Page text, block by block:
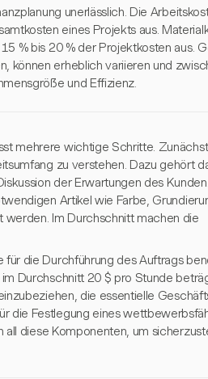
unerlässlich. Die
eines Projekts aus.
% bis 20 % der Projektkosten aus.
können erheblich variieren und
und Effizienz.
mehrere wichtige Schritte.
zu verstehen. Dazu gehört
der Erwartungen des
Artikel wie Farbe,
Im Durchschnitt machen die
die Durchführung des Auftrags
Durchschnitt 20 $ pro Stunde
die essentielle
die Festlegung eines
diese Komponenten, um